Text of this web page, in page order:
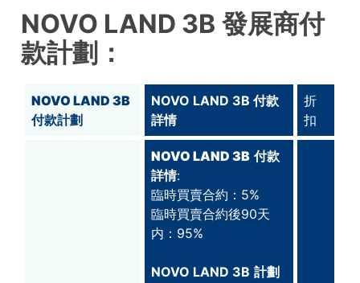
NOVO LAND 3B 發展商付
款計劃：
NOVO LAND 3B
付款計劃
NOVO LAND 3B 付款
詳情
折
扣
NOVO LAND 3B 付款
詳情:
臨時買賣合約：5%
臨時買賣合約後90天
内：95%
NOVO LAND 3B 計劃